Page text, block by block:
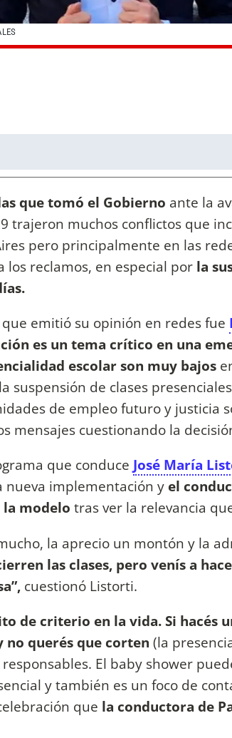
que tomó el Gobierno ante la
trajeron muchos conflictos que
pero principalmente en las
los reclamos, en especial por la
emitió su opinión en redes fue
es un tema crítico en una
escolar son muy bajos
suspensión de clases
de empleo futuro y justicia
mensajes cuestionando la
que conduce José María
nueva implementación y el
modelo tras ver la relevancia
la aprecio un montón y la
las clases, pero venís a
cuestionó Listorti.
de criterio en la vida. Si hacés
no querés que corten (la
El baby shower
y también es un foco de
que la conductora de